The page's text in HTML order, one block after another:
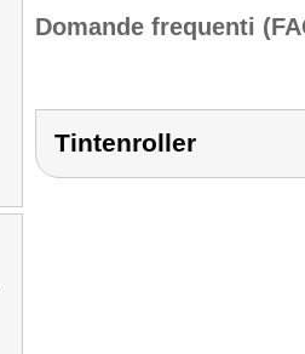
Domande frequenti
Tintenroller